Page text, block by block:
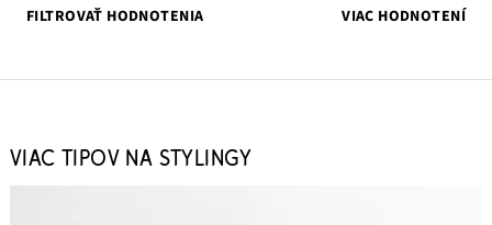
FILTROVAŤ HODNOTENIA
VIAC HODNOTENÍ
VIAC TIPOV NA STYLINGY